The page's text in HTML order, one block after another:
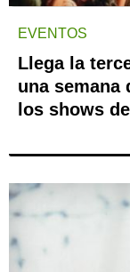
EVENTOS
Llega la
una semana
los shows